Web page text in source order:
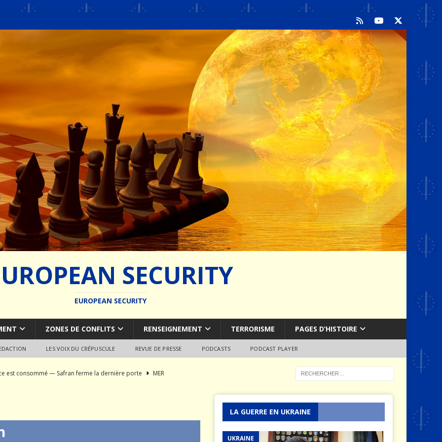
SECURITY
EUROPEAN SECURITY
ZONES DE CONFLITS RENSEIGNEMENT TERRORISME PAGES D’HISTOIRE
LES VOIX DU CRÉPUSCULE REVUE DE PRESSE PODCASTS PODCAST PLAYER
est consommé — Safran ferme la dernière porte
MER
LA GUERRE EN UKRAINE
UKRAINE